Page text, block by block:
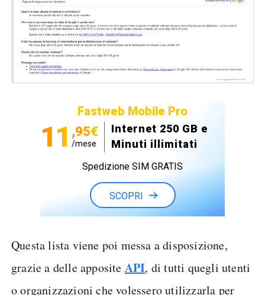
Fastweb Mobile Pro
11 ,95€
/mese
Internet 250 GB e
Minuti illimitati
Spedizione SIM GRATIS
SCOPRI
Questa lista viene poi messa a disposizione,
grazie a delle apposite API, di tutti quegli utenti
o organizzazioni che volessero utilizzarla per